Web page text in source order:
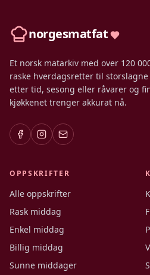
norgesmatfat
Et norsk matarkiv med over 120
raske hverdagsretter til
etter tid, sesong eller råvarer og
kjøkkenet trenger akkurat nå.
OPPSKRIFTER
Alle oppskrifter
Rask middag
Enkel middag
Billig middag
Sunne middager